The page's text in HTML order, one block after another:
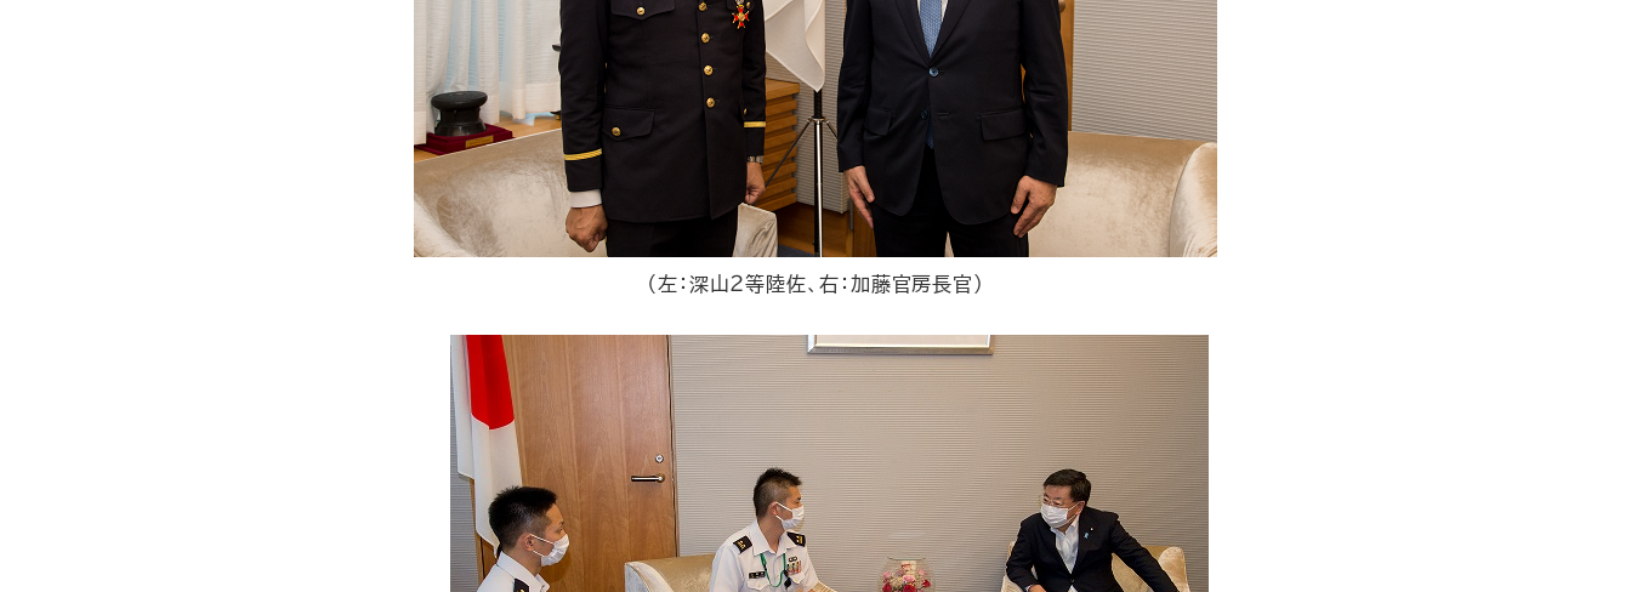
（左：深山２等陸佐、右：加藤官房長官）